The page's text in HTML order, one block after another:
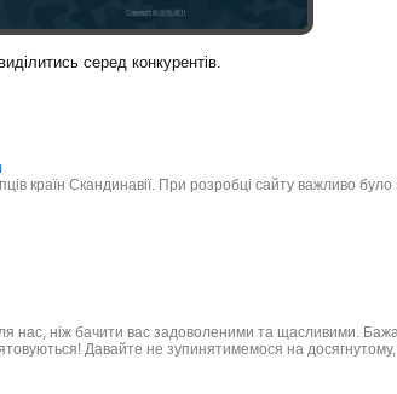
серед конкурентів.
країн Скандинавії. При розробці сайту важливо
нас, ніж бачити вас задоволеними та щасливими.
Давайте не зупинятимемося на